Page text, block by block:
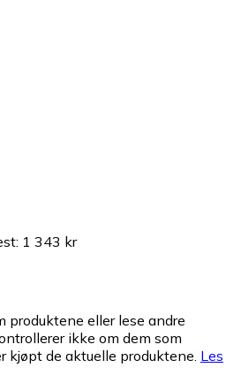
: 1 343 kr
produktene eller lese andre
ikke om dem som
kjøpt de aktuelle produktene. Les